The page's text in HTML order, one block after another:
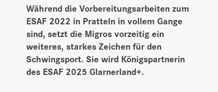
Während die Vorbereitungsarbeiten zum
ESAF 2022 in Pratteln in vollem Gange
sind, setzt die Migros vorzeitig ein
weiteres, starkes Zeichen für den
Schwingsport. Sie wird Königspartnerin
des ESAF 2025 Glarnerland+.